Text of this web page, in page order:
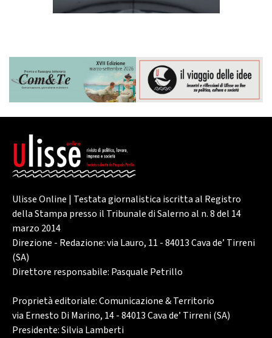
Ulisse Online | Testata giornalistica iscritta al Registro
della Stampa presso il Tribunale di Salerno al n. 8 del 14
marzo 2014
Direzione - Redazione: via Lauro, 11 - 84013 Cava de’ Tirreni
(SA)
Direttore responsabile: Pasquale Petrillo
Proprietà editoriale: Comunicazione & Territorio
via Ernesto Di Marino, 14 - 84013 Cava de’ Tirreni (SA)
Presidente: Silvia Lamberti